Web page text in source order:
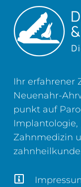
Ihr erfahrener
Neuenahr-
punkt auf
Implantologie,
Zahn­medizin